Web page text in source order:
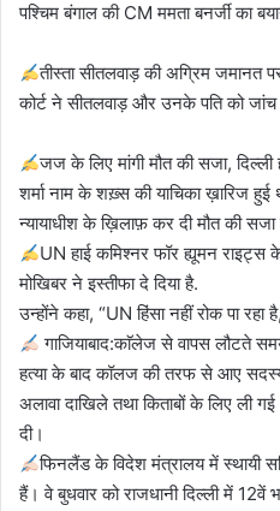
पश्चिम बंगाल की CM ममता बनर्जी का
तीस्ता सीतलवाड़ की अग्रिम जमानत
कोर्ट ने सीतलवाड़ और उनके पति को
जज के लिए मांगी मौत की सजा,
शर्मा नाम के शख़्स की याचिका ख़ारिज
न्यायाधीश के ख़िलाफ़ कर दी मौत की सजा
UN हाई कमिश्नर फॉर ह्यूमन
मोखिबर ने इस्तीफा दे दिया है.
उन्होंने कहा, “UN हिंसा नहीं रोक पा रहा
गाजियाबाद:काॅलेज से वापस लौटते
हत्या के बाद कॉलज की तरफ से आए
अलावा दाखिले तथा किताबों के लिए ली
दी।
फिनलैंड के विदेश मंत्रालय में स्थायी
हैं। वे बुधवार को राजधानी दिल्ली में 12वें